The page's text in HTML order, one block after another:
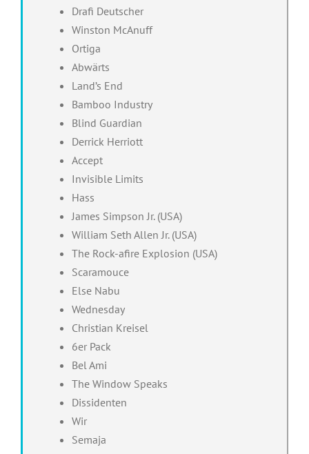
Drafi Deutscher
Winston McAnuff
Ortiga
Abwärts
Land’s End
Bamboo Industry
Blind Guardian
Derrick Herriott
Accept
Invisible Limits
Hass
James Simpson Jr. (USA)
William Seth Allen Jr. (USA)
The Rock-afire Explosion (USA)
Scaramouce
Else Nabu
Wednesday
Christian Kreisel
6er Pack
Bel Ami
The Window Speaks
Dissidenten
Wir
Semaja